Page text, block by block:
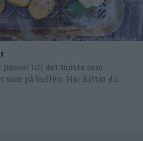
till det mesta som
på buffén. Här hittar du...